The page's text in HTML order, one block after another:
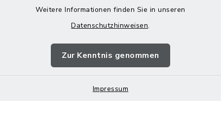
Weitere Informationen finden Sie in unseren
Datenschutzhinweisen.
Zur Kenntnis genommen
Impressum
Barrierefreiheit
Impressum
Sitemap